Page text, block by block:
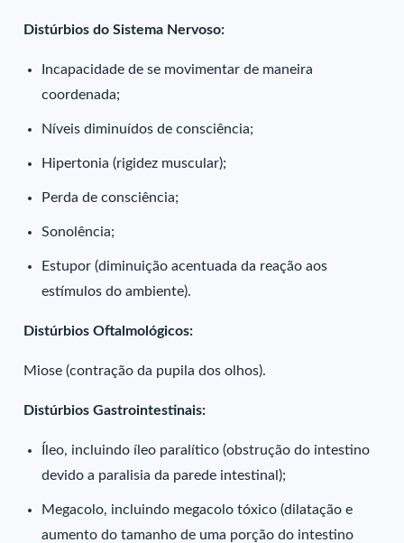
Distúrbios do Sistema Nervoso:
Incapacidade de se movimentar de maneira
coordenada;
Níveis diminuídos de consciência;
Hipertonia (rigidez muscular);
Perda de consciência;
Sonolência;
Estupor (diminuição acentuada da reação aos
estímulos do ambiente).
Distúrbios Oftalmológicos:
Miose (contração da pupila dos olhos).
Distúrbios Gastrointestinais:
Íleo, incluindo íleo paralítico (obstrução do intestino
devido a paralisia da parede intestinal);
Megacolo, incluindo megacolo tóxico (dilatação e
aumento do tamanho de uma porção do intestino